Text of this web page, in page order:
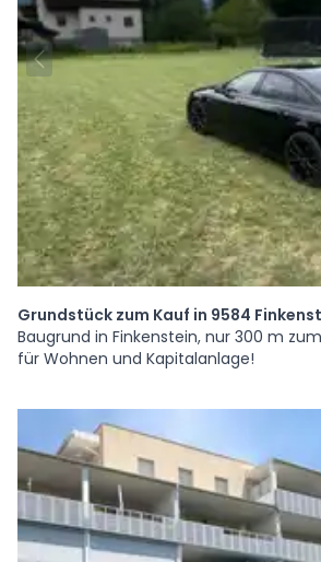
Grundstück zum Kauf in 9584
Baugrund in Finkenstein, nur 300 m
für Wohnen und Kapitalanlage!